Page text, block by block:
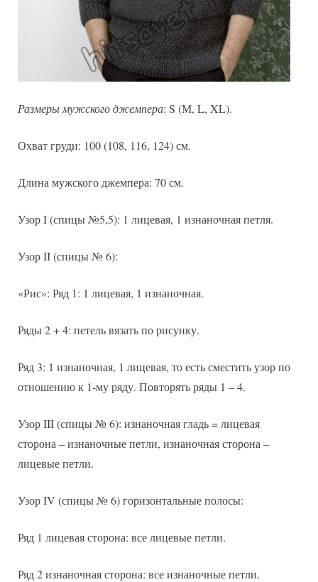
Размеры мужского джемпера: S (М, L, XL).
Охват груди: 100 (108, 116, 124) см.
Длина мужского джемпера: 70 см.
Узор I (спицы №5,5): 1 лицевая, 1 изнаночная петля.
Узор II (спицы № 6):
«Рис»: Ряд 1: 1 лицевая, 1 изнаночная.
Ряды 2 + 4: петель вязать по рисунку.
Ряд 3: 1 изнаночная, 1 лицевая, то есть сместить узор по
отношению к 1-му ряду. Повторять ряды 1 – 4.
Узор III (спицы № 6): изнаночная гладь = лицевая
сторона – изнаночные петли, изнаночная сторона –
лицевые петли.
Узор IV (спицы № 6) горизонтальные полосы:
Ряд 1 лицевая сторона: все лицевые петли.
Ряд 2 изнаночная сторона: все изнаночные петли.